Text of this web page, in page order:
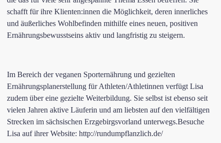
schafft für ihre Klienten:innen die Möglichkeit, deren innerliches
und äußerliches Wohlbefinden mithilfe eines neuen, positiven
Ernährungsbewusstseins aktiv und langfristig zu steigern.
​Im Bereich der veganen Sporternährung und gezielten
Ernährungsplanerstellung für Athleten/Athletinnen verfügt Lisa
zudem über eine gezielte Weiterbildung. Sie selbst ist ebenso seit
vielen Jahren aktive Läuferin und am liebsten auf den vielfältigen
Strecken im sächsischen Erzgebirgsvorland unterwegs.Besuche
Lisa auf ihrer Website: http://rundumpflanzlich.de/